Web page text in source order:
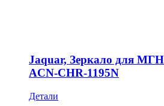
Jaquar, Зеркало для
ACN-CHR-1195N
Детали